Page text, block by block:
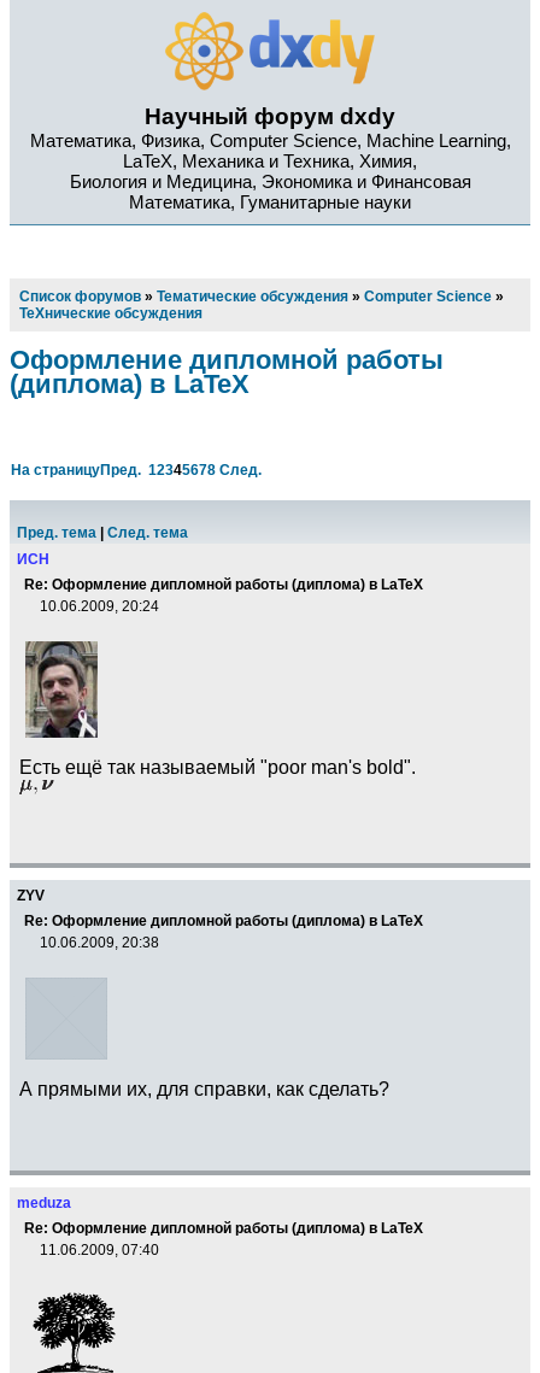
Научный форум dxdy
Математика, Физика, Computer Science, Machine Learning,
LaTeX, Механика и Техника, Химия,
Биология и Медицина, Экономика и Финансовая
Математика, Гуманитарные науки
Список форумов » Тематические обсуждения » Computer Science »
TeXнические обсуждения
Оформление дипломной работы
(диплома) в LaTeX
На страницуПред. 12345678 След.
Пред. тема
След. тема
ИСН
Re: Оформление дипломной работы (диплома) в LaTeX
10.06.2009, 20:24
Есть ещё так называемый "poor man's bold".
ZYV
Re: Оформление дипломной работы (диплома) в LaTeX
10.06.2009, 20:38
А прямыми их, для справки, как сделать?
meduza
Re: Оформление дипломной работы (диплома) в LaTeX
11.06.2009, 07:40